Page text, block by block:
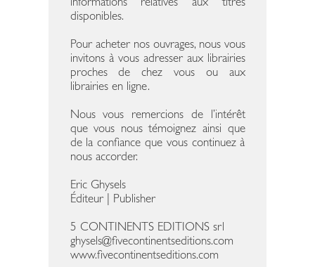
informations relatives aux titres
disponibles.
Pour acheter nos ouvrages, nous vous
invitons à vous adresser aux librairies
proches de chez vous ou aux
librairies en ligne.
Nous vous remercions de l’intérêt
que vous nous témoignez ainsi que
de la confiance que vous continuez à
nous accorder.
Eric Ghysels
Éditeur | Publisher
5 CONTINENTS EDITIONS srl
ghysels@fivecontinentseditions.com
www.fivecontinentseditions.com